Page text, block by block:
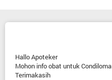
Hallo Apoteker
Mohon info obat untuk
Terimakasih